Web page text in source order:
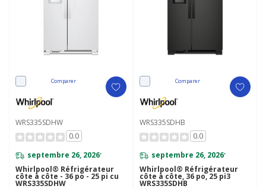
Comparer
WRS335SDHW
0.0
septembre 26, 2026*
Whirlpool® Réfrigérateur
côte à côte - 36 po - 25 pi cu
WRS335SDHW
Comparer
WRS335SDHB
0.0
septembre 26, 2026*
Whirlpool® Réfrigérateur
côte à côte, 36 po, 25 pi3
WRS335SDHB